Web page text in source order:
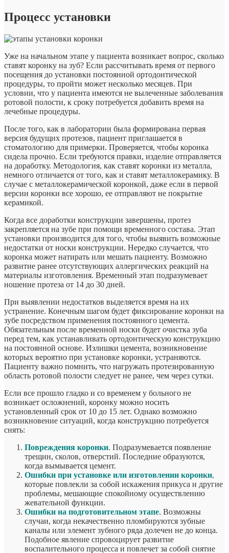
Процесс установки
Уже на начальном этапе у пациента возникает вопрос, сколько
ставят коронку на зуб? Если рассчитывать время от первого
посещения до установки постоянной ортодонтической
процедуры, то пройти может несколько месяцев. При
условии, что у пациента имеются не вылеченные заболевания
ротовой полости, к сроку потребуется добавить время на
лечебные процедуры.
После того, как в лаборатории была формирована первая
версия будущих протезов, пациент приглашается в
стоматологию для примерки. Проверяется, чтобы коронка
сидела прочно. Если требуются правки, изделие отправляется
на доработку. Методология, как ставят коронки из металла,
немного отличается от того, как и ставят металлокерамику. В
случае с металлокерамической коронкой, даже если в первой
версии коронки все хорошо, ее отправляют не покрытие
керамикой.
Когда все доработки конструкции завершены, протез
закрепляется на зубе при помощи временного состава. Этап
установки производится для того, чтобы выявить возможные
недостатки от носки конструкции. Нередко случается, что
коронка может натирать или мешать пациенту. Возможно
развитие ранее отсутствующих аллергических реакций на
материалы изготовления. Временный этап подразумевает
ношение протеза от 14 до 30 дней.
При выявлении недостатков выделяется время на их
устранение. Конечным шагом будет фиксирование коронки на
зубе посредством применения постоянного цемента.
Обязательным после временной носки будет очистка зуба
перед тем, как устанавливать ортодонтическую конструкцию
на постоянной основе. Излишки цемента, возникновение
которых вероятно при установке коронки, устраняются.
Пациенту важно помнить, что нагружать протезированную
область ротовой полости следует не ранее, чем через сутки.
Если все прошло гладко и со временем у больного не
возникает осложнений, коронку можно носить
установленный срок от 10 до 15 лет. Однако возможно
возникновение ситуаций, когда конструкцию потребуется
снять:
Повреждения коронки. Подразумевается появление
трещин, сколов, отверстий. Последние образуются,
когда вымывается цемент.
Ошибки при установке или изготовлении коронки,
которые повлекли за собой искажения прикуса и другие
проблемы, мешающие спокойному осуществлению
жевательной функции.
Ошибки на подготовительном этапе. Возможны
случаи, когда некачественно пломбируются зубные
каналы или элемент зубного ряда долечен не до конца.
Подобное явление спровоцирует развитие
воспалительного процесса и повлечет за собой снятие